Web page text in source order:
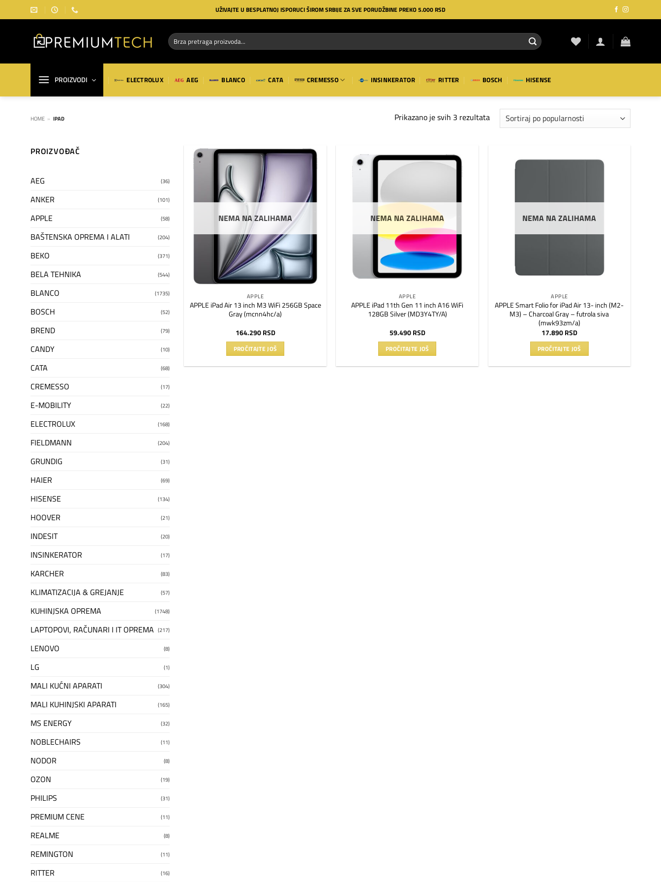
na
UŽIVAJTE U BESPLATNOJ ISPORUCI ŠIROM SRBIJE ZA SVE PORUDŽBINE PREKO 5.000 RSD
Pretraga
za:
PROIZVODI ELECTROLUX AEG BLANCO CATA CREMESSO INSINKERATOR RITTER BOSCH HISENSE
HOME » IPAD Prikazano je svih 3 rezultataSortirano
PROIZVOĐAČ
AEG (36)
ANKER (101)
APPLE (58)
BAŠTENSKA OPREMA I ALATI (204)
BEKO (371)
BELA TEHNIKA (544)
BLANCO (1735)
BOSCH (52)
BREND (79)
CANDY (10)
CATA (68)
CREMESSO (17)
E-MOBILITY (22)
ELECTROLUX (168)
FIELDMANN (204)
GRUNDIG (31)
HAIER (69)
HISENSE (134)
HOOVER (21)
INDESIT (20)
INSINKERATOR (17)
KARCHER (83)
KLIMATIZACIJA & GREJANJE (57)
KUHINJSKA OPREMA (1748)
LAPTOPOVI, RAČUNARI I IT OPREMA (217)
LENOVO (8)
LG (1)
MALI KUĆNI APARATI (304)
MALI KUHINJSKI APARATI (165)
MS ENERGY (32)
NOBLECHAIRS (11)
NODOR (8)
OZON (19)
PHILIPS (31)
PREMIUM CENE (11)
REALME (8)
REMINGTON (11)
RITTER (16)
listu
želja
NEMA NA ZALIHAMA
APPLE
APPLE iPad Air 13 inch M3 WiFi 256GB Space
Gray (mcnn4hc/a)
164.290RSD
PROČITAJTE JOŠ
Dodaj
na
NEMA NA ZALIHAMA
APPLE
APPLE iPad 11th Gen 11 inch A16 WiFi
128GB Silver (MD3Y4TY/A)
59.490RSD
PROČITAJTE JOŠ
NEMA NA ZALIHAMA
APPLE
APPLE Smart Folio for iPad Air 13- inch (M2-
M3) – Charcoal Gray – futrola siva
(mwk93zm/a)
17.890RSD
PROČITAJTE JOŠ